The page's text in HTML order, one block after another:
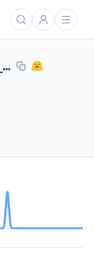
iter2_7b_min_gap_0.17_scores_adversary_12